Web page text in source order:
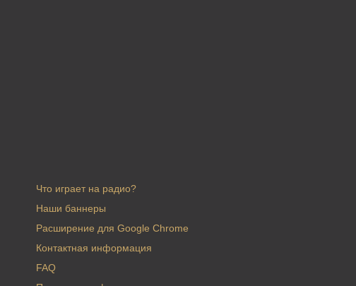
Что играет на радио?
Наши баннеры
Расширение для Google Chrome
Контактная информация
FAQ